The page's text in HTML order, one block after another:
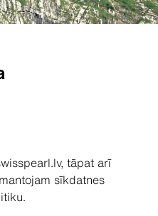
tāpat arī
sīkdatnes